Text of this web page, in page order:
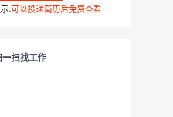
:可以投递简历后免费查看
一扫找工作